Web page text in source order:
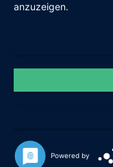
anzuzeigen.
Powered by